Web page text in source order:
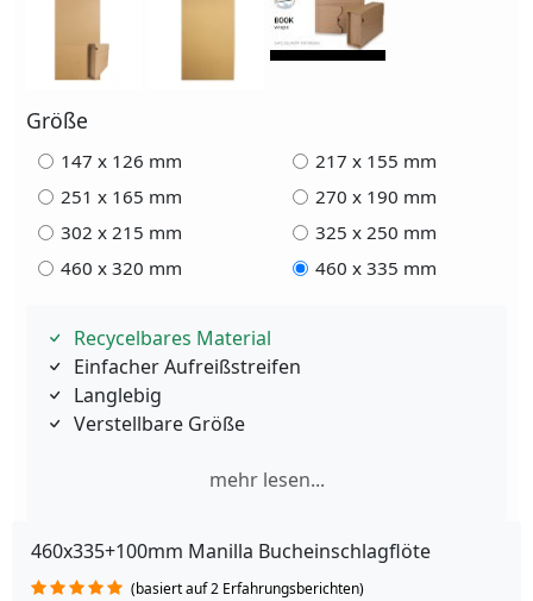
Größe
147 x 126 mm
217 x 155 mm
251 x 165 mm
270 x 190 mm
302 x 215 mm
325 x 250 mm
460 x 320 mm
460 x 335 mm
Recycelbares Material
Einfacher Aufreißstreifen
Langlebig
Verstellbare Größe
mehr lesen...
460x335+100mm Manilla Bucheinschlagflöte
(basiert auf 2 Erfahrungsberichten)